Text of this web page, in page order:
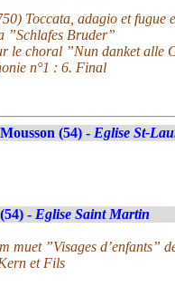
Toccata, adagio et fugue
”Schlafes Bruder”
le choral ”Nun danket alle
n°1 : 6. Final
(54) - Eglise St-
- Eglise Saint Martin
muet ”Visages d’enfants”
et Fils